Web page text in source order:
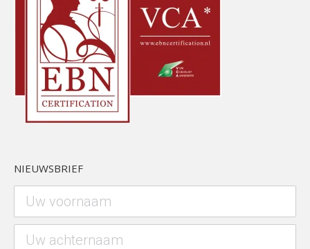
NIEUWSBRIEF